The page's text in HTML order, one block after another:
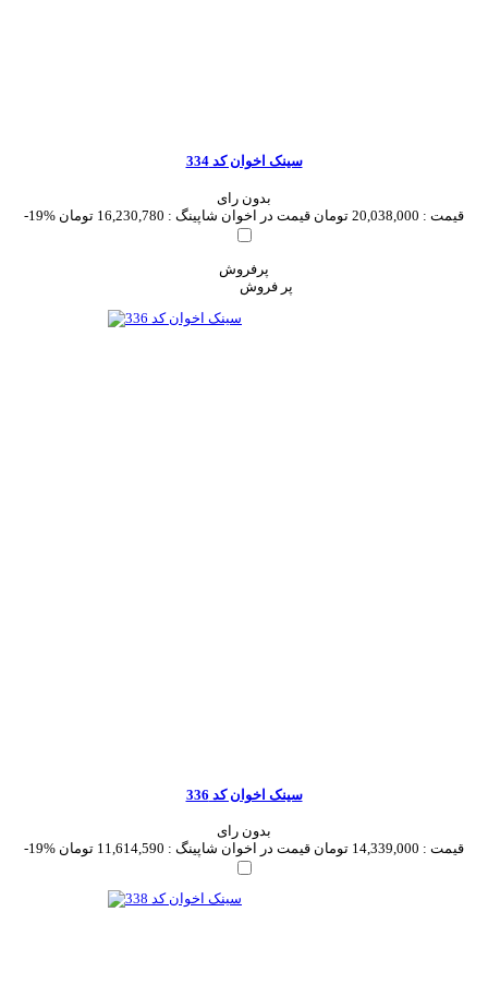
سینک اخوان کد 334
بدون رای
-19%
قیمت : 20,038,000 تومان قیمت در اخوان شاپینگ : 16,230,780 تومان
پرفروش
سینک اخوان کد 336
بدون رای
-19%
قیمت : 14,339,000 تومان قیمت در اخوان شاپینگ : 11,614,590 تومان